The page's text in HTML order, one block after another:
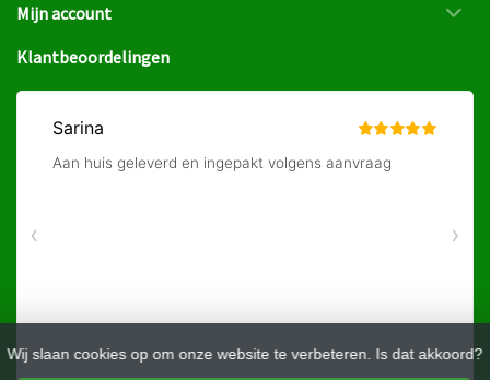
Wij slaan cookies op om onze website te verbeteren. Is dat akkoord?
Mijn account
Klantbeoordelingen